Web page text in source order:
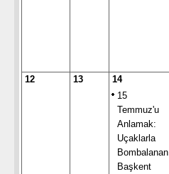
12 13
14
15
Temmuz'u
Anlamak:
Uçaklarla
Bombalanan
Başkent